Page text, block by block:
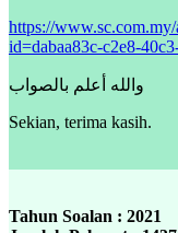
https://
id=dabaa83c-c2e8-
والله أعلم بالصواب
Sekian, terima kasih.
Tahun Soalan : 2021